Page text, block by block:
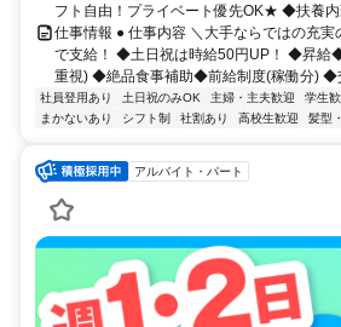
フト自由！プライベート優先OK★ ◆扶養内
仕事情報 ● 仕事内容 ＼大手ならではの充
で支給！ ◆土日祝は時給50円UP！ ◆昇給
重視) ◆絶品食事補助◆前給制度(稼働分) ◆
社員登用あり 土日祝のみOK 主婦・主夫歓迎 学生
まかないあり
シフト制 社割あり 高校生歓迎 髪型
アルバイト・パート